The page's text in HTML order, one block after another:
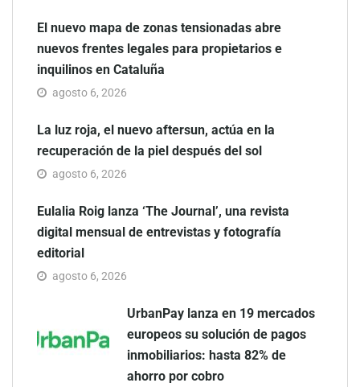
El nuevo mapa de zonas tensionadas abre
nuevos frentes legales para propietarios e
inquilinos en Cataluña
agosto 6, 2026
La luz roja, el nuevo aftersun, actúa en la
recuperación de la piel después del sol
agosto 6, 2026
Eulalia Roig lanza ‘The Journal’, una revista
digital mensual de entrevistas y fotografía
editorial
agosto 6, 2026
UrbanPay lanza en 19 mercados
europeos su solución de pagos
inmobiliarios: hasta 82% de
ahorro por cobro